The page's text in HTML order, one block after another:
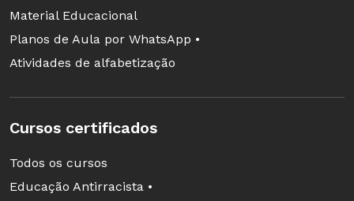
Material Educacional
Planos de Aula por WhatsApp •
Atividades de alfabetização
Cursos certificados
Todos os cursos
Educação Antirracista •